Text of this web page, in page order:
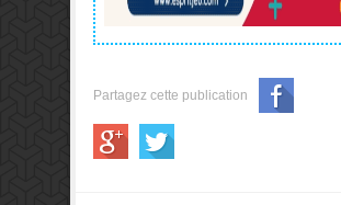
Partagez cette publication